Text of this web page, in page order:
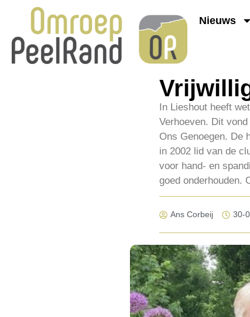
Nieuws
In Lieshout heeft
Verhoeven. Dit
Ons Genoegen. De
in 2002 lid van de
voor hand- en
goed onderhouden.
Ans Corbeij 30-